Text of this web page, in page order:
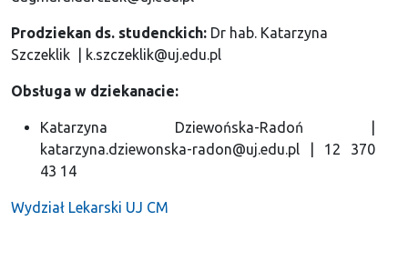
Prodziekan ds. studenckich: Dr hab. Katarzyna
Szczeklik | k.szczeklik@uj.edu.pl
Obsługa w dziekanacie:
Katarzyna Dziewońska-Radoń |
katarzyna.dziewonska-radon@uj.edu.pl | 12 370
43 14
Wydział Lekarski UJ CM